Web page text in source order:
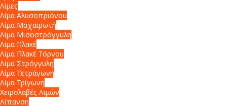
Λίμες
Λίμα Αλυσοπριόνου
Λίμα Μαχαιρωτή
Λίμα Μισοστρόγγυλη
Λίμα Πλακέ
Λίμα Πλακέ Τόρνου
Λίμα Στρόγγυλη
Λίμα Τετράγωνη
Λίμα Τρίγωνη
Χειρολαβές Λιμών
Λίπανση